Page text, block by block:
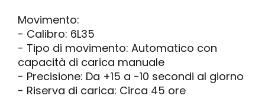
Movimento:
- Calibro: 6L35
- Tipo di movimento: Automatico con
capacità di carica manuale
- Precisione: Da +15 a -10 secondi al giorno
- Riserva di carica: Circa 45 ore